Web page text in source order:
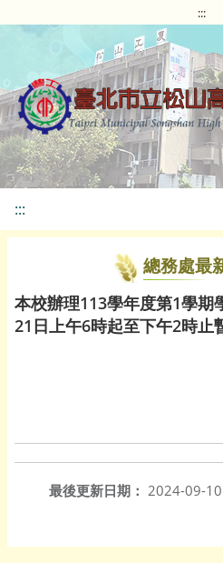
:::
:::
總務處最
本校辦理113學年度第1學期
21日上午6時起至下午2時止
最後更新日期： 2024-09-10